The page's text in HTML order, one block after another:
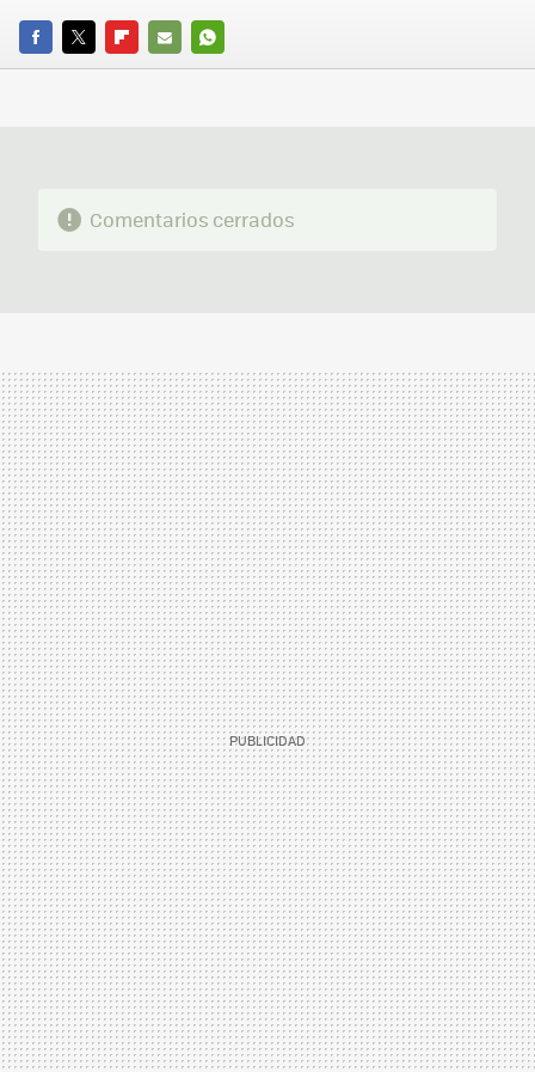
FACEBOOK
TWITTERFLIPBOARD
E-
WHATSAPP
Comentarios cerrados